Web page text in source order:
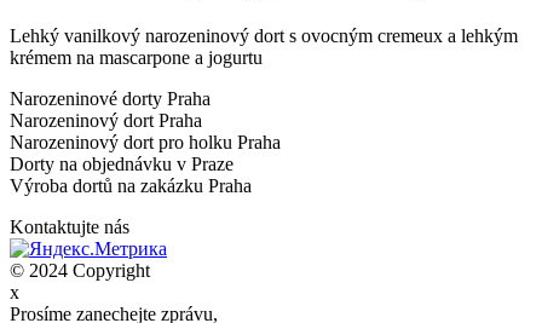
Lehký vanilkový narozeninový dort s ovocným cremeux a lehkým
krémem na mascarpone a jogurtu
Narozeninové dorty Praha
Narozeninový dort Praha
Narozeninový dort pro holku Praha
Dorty na objednávku v Praze
Výroba dortů na zakázku Praha
Kontaktujte nás
© 2024 Copyright
x
Prosíme zanechejte zprávu,